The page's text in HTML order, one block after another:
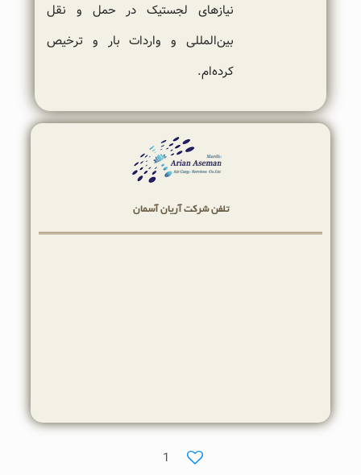
نیازهای لجستیک در حمل و نقل
بین‌المللی و واردات بار و ترخیص
کرده‌ام.
تلفن شرکت آریان آسمان
1